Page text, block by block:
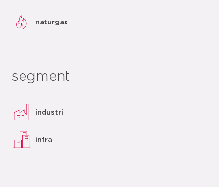
naturgas
segment
industri
infra